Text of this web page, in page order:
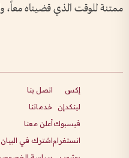
ممتنة للوقت الذي قضيناه معاً،
إكس
لينكدإن
فيسبوك
انستغرام
اتصل بنا
خدماتنا
أعلن معنا
اشترك في البيان